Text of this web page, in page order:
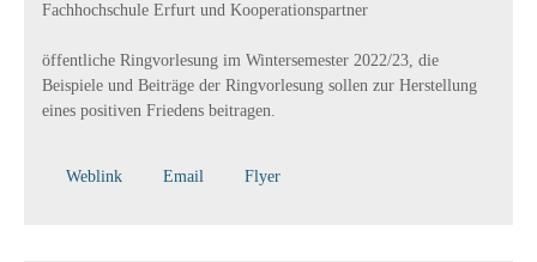
Fachhochschule Erfurt und Kooperationspartner
öffentliche Ringvorlesung im Wintersemester 2022/23, die
Beispiele und Beiträge der Ringvorlesung sollen zur Herstellung
eines positiven Friedens beitragen.
Weblink Email Flyer